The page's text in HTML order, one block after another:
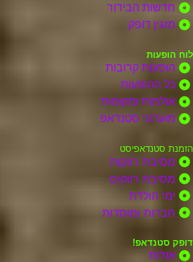
חדשות הבידור
מזגין דופק
לוח הופעות
הופעות קרובות
כל ההופעות
אולמות ומקומות
מועדוני סטנדאפ
הזמנת סטנדאפיסט
מסיבת רווקות
מסיבת רווקים
ימי הולדת
חברות ומוסדות
דופק סטנדאפ!
אודות